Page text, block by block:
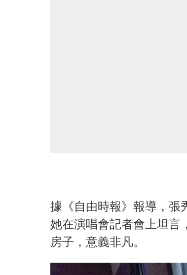
據《自由時報》報導，張
她在演唱會記者會上坦言
房子，意義非凡。